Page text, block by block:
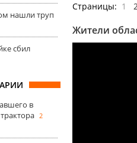
нашли труп
сбил
в
2
Страницы: 1
Жители